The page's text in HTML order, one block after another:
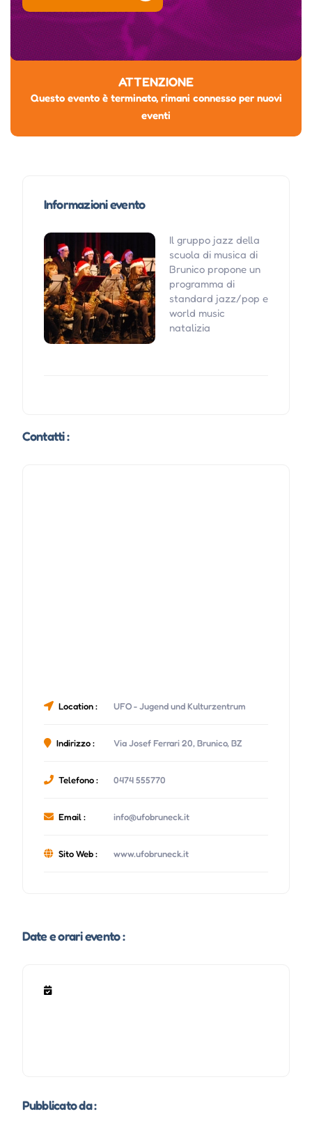
ATTENZIONE
Questo evento è terminato, rimani connesso per nuovi
eventi
Informazioni evento
Il gruppo jazz della
scuola di musica di
Brunico propone un
programma di
standard jazz/pop e
world music
natalizia
Contatti :
Location : UFO - Jugend und Kulturzentrum
Indirizzo : Via Josef Ferrari 20, Brunico, BZ
Telefono : 0474 555770
Email : info@ufobruneck.it
Sito Web : www.ufobruneck.it
Date e orari evento :
Pubblicato da :